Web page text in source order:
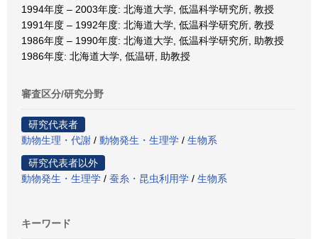
1994年度 – 2003年度: 北海道大学, 低温科学研究所, 教授
1991年度 – 1992年度: 北海道大学, 低温科学研究所, 教授
1986年度 – 1990年度: 北海道大学, 低温科学研究所, 助教授
1986年度: 北海道大学, 低温研, 助教授
審査区分/研究分野
研究代表者
動物生理・代謝 / 動物発生・生理学 / 生物系
研究代表者以外
動物発生・生理学 / 蚕糸・昆虫利用学 / 生物系
キーワード